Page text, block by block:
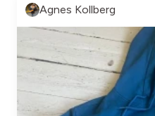
Agnes Kollberg